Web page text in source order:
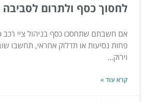
לחסוך כסף ולתרום לסביבה
אם חשבתם שתחסכו כסף בניהול ציי רכב
פחות נסיעות או תדלוק אחראי, תחשבו
וירוק...
קרא עוד »